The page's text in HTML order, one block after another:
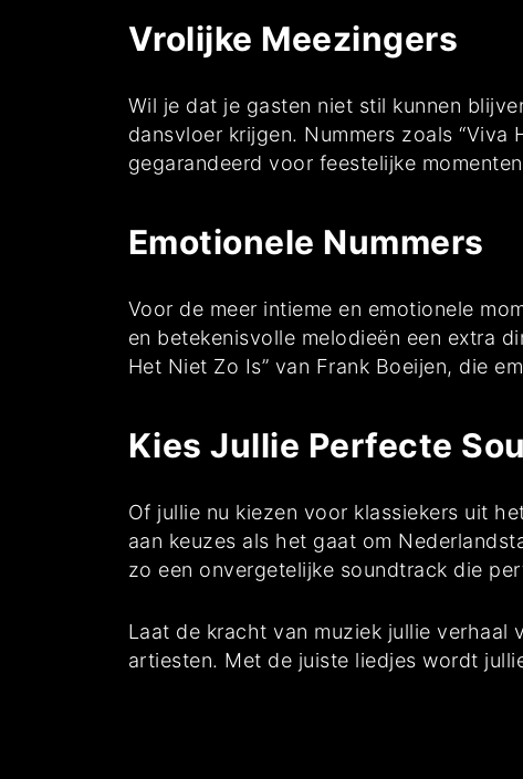
Vrolijke Meezingers
Wil je dat je gasten niet stil kunnen
dansvloer krijgen. Nummers zoals “Viva
gegarandeerd voor feestelijke
Emotionele Nummers
Voor de meer intieme en emotionele
en betekenisvolle melodieën een extra
Het Niet Zo Is” van Frank Boeijen, die
Kies Jullie Perfecte
Of jullie nu kiezen voor klassiekers uit
aan keuzes als het gaat om
zo een onvergetelijke soundtrack die
Laat de kracht van muziek jullie verhaal
artiesten. Met de juiste liedjes wordt